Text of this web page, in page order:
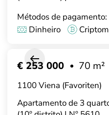
Métodos de pagamento:
Dinheiro
Apartamento de 3
€ 253 000 70 m²
1100 Viena (Favoriten)